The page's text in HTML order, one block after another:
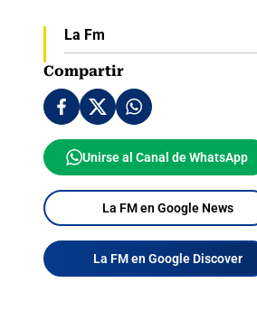
La Fm
Compartir
Unirse al Canal de WhatsApp
La FM en Google News
La FM en Google Discover